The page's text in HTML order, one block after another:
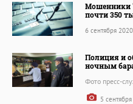
Мошенники
почти 350
6 сентября 2020
Полиция и
ночным
Фото пресс-
5